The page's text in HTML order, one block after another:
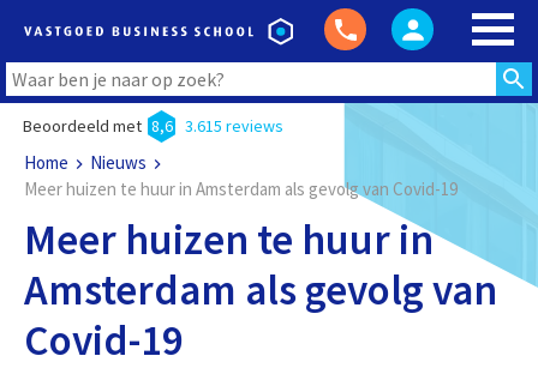
Beoordeeld met 8,6 3.615 reviews
Home
Nieuws
Meer huizen te huur in Amsterdam als gevolg van Covid-19
Meer huizen te huur in
Amsterdam als gevolg van
Covid-19